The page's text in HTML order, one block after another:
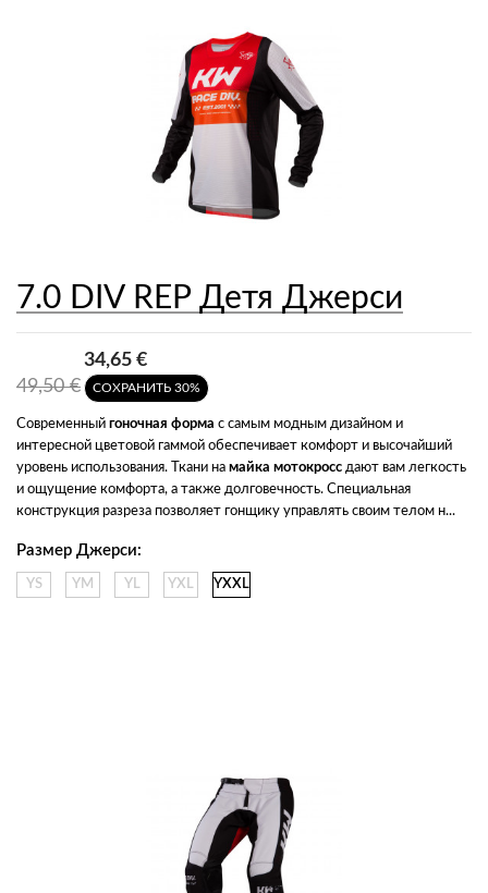
7.0 DIV REP Детя Джерси
49,50 €
34,65 €
СОХРАНИТЬ 30%
Современный гоночная форма с самым модным дизайном и
интересной цветовой гаммой обеспечивает комфорт и высочайший
уровень использования. Ткани на майка мотокросс дают вам легкость
и ощущение комфорта, а также долговечность. Специальная
конструкция разреза позволяет гонщику управлять своим телом н...
Размер Джерси:
YS YM YL YXL YXXL